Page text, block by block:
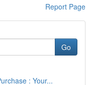
Report Page
Go
: Your...